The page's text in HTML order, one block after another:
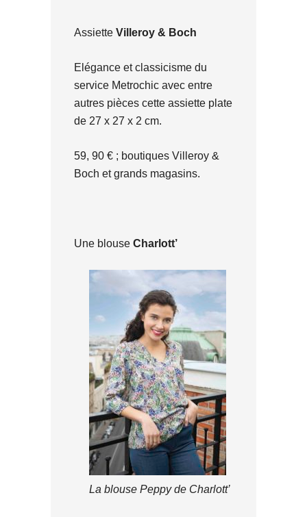
Assiette Villeroy & Boch
Elégance et classicisme du
service Metrochic avec entre
autres pièces cette assiette plate
de 27 x 27 x 2 cm.
59, 90 € ; boutiques Villeroy &
Boch et grands magasins.
Une blouse Charlott’
La blouse Peppy de Charlott’